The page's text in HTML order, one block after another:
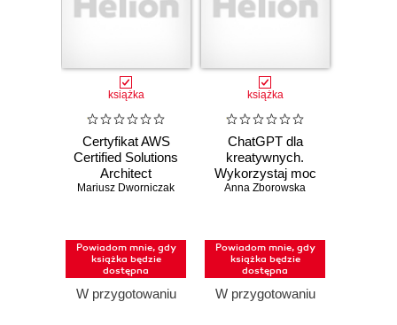
książka
Certyfikat AWS
Certified Solutions
Architect
Associate.
projektowania w
chmurze i
skuteczne
egzaminu SAA-
Mariusz Dworniczak
Powiadom mnie, gdy
książka będzie
dostępna
W przygotowaniu
książka
ChatGPT dla
kreatywnych.
Wykorzystaj moc
AI w codziennych
Anna Zborowska
Powiadom mnie, gdy
książka będzie
dostępna
W przygotowaniu